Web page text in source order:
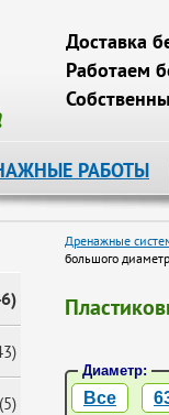
Доставка
Работаем
РАБОТЫ
(5)
Дренажные
большого
Диаметр:
Все